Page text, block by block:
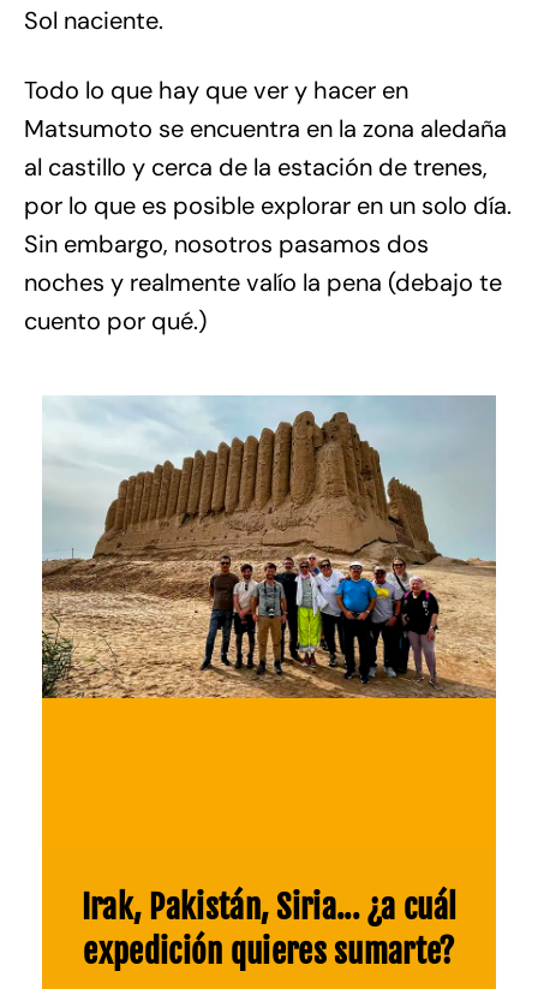
Sol naciente.
Todo lo que hay que ver y hacer en
Matsumoto se encuentra en la zona aledaña
al castillo y cerca de la estación de trenes,
por lo que es posible explorar en un solo día.
Sin embargo, nosotros pasamos dos
noches y realmente valío la pena (debajo te
cuento por qué.)
Irak, Pakistán, Siria... ¿a cuál
expedición quieres sumarte?